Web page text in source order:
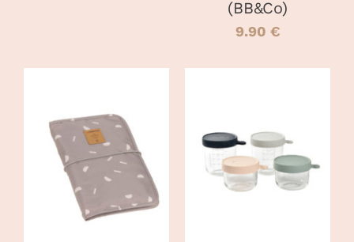
(BB&Co)
9.90 €
CHOIX DES
OPTIONS
CE
PRODUIT
PLUSIEURS
/
DÉTAILS
CHOIX DES
OPTIONS CE
PRODUIT
/
DÉTAILS